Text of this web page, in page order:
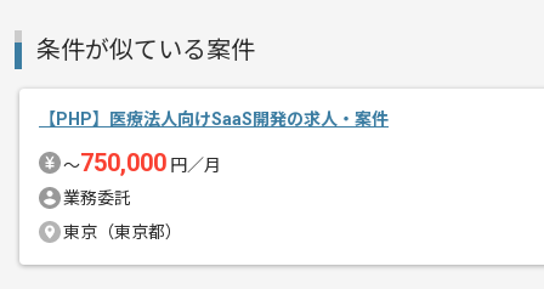
支払いサイト
その他募集要項
条件が似ている案件
【PHP】医療法人向けSaaS開発の求人・案件
〜750,000 円／月
業務委託
東京（東京都）